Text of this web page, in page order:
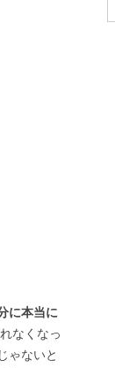
に本当に
なくなっ
ゃないと